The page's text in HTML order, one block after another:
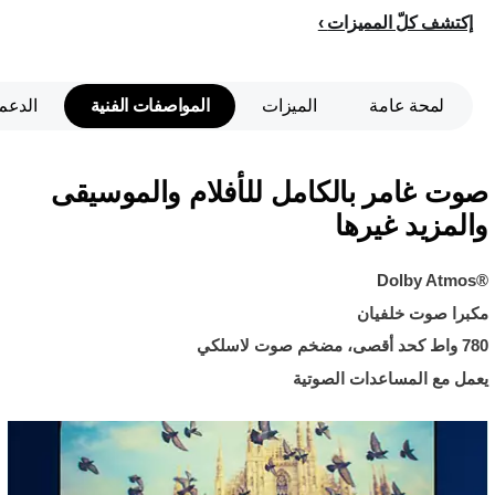
إكتشف كلّ المميزات
لمحة عامة الميزات المواصفات الفنية
صوت غامر بالكامل للأفلام والموسيقى
والمزيد غيرها
Dolby Atmos®‎
مكبرا صوت خلفيان
780 واط كحد أقصى، مضخم صوت لاسلكي
يعمل مع المساعدات الصوتية